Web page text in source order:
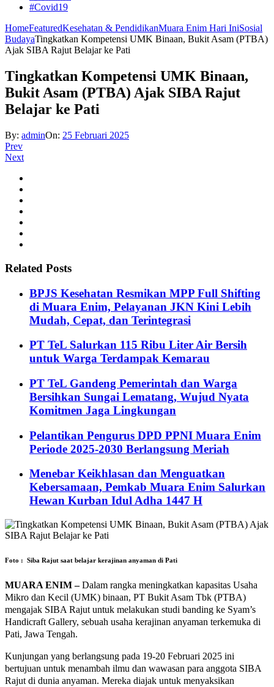
#Covid19
HomeFeaturedKesehatan & PendidikanMuara Enim Hari IniSosial
BudayaTingkatkan Kompetensi UMK Binaan, Bukit Asam (PTBA)
Ajak SIBA Rajut Belajar ke Pati
Tingkatkan Kompetensi UMK Binaan,
Bukit Asam (PTBA) Ajak SIBA Rajut
Belajar ke Pati
By: adminOn: 25 Februari 2025
Prev
Next
Related Posts
BPJS Kesehatan Resmikan MPP Full Shifting
di Muara Enim, Pelayanan JKN Kini Lebih
Mudah, Cepat, dan Terintegrasi
PT TeL Salurkan 115 Ribu Liter Air Bersih
untuk Warga Terdampak Kemarau
PT TeL Gandeng Pemerintah dan Warga
Bersihkan Sungai Lematang, Wujud Nyata
Komitmen Jaga Lingkungan
Pelantikan Pengurus DPD PPNI Muara Enim
Periode 2025-2030 Berlangsung Meriah
Menebar Keikhlasan dan Menguatkan
Kebersamaan, Pemkab Muara Enim Salurkan
Hewan Kurban Idul Adha 1447 H
Foto : Siba Rajut saat belajar kerajinan anyaman di Pati
MUARA ENIM –Dalam rangka meningkatkan kapasitas Usaha
Mikro dan Kecil (UMK) binaan, PT Bukit Asam Tbk (PTBA)
mengajak SIBA Rajut untuk melakukan studi banding ke Syam’s
Handicraft Gallery, sebuah usaha kerajinan anyaman terkemuka di
Pati, Jawa Tengah.
Kunjungan yang berlangsung pada 19-20 Februari 2025 ini
bertujuan untuk menambah ilmu dan wawasan para anggota SIBA
Rajut di dunia anyaman. Mereka diajak untuk menyaksikan